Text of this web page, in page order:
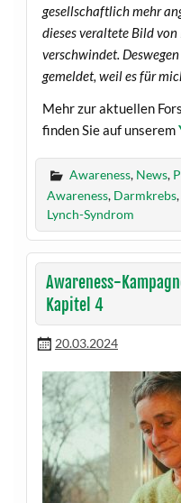
gesellschaftlich mehr
dieses veraltete Bild von
verschwindet.
gemeldet, weil es für
Mehr zur aktuellen
finden Sie auf unserem
Awareness, News,
Awareness, Darmkrebs,
Lynch-Syndrom
Awareness-
Kapitel 4
20.03.2024